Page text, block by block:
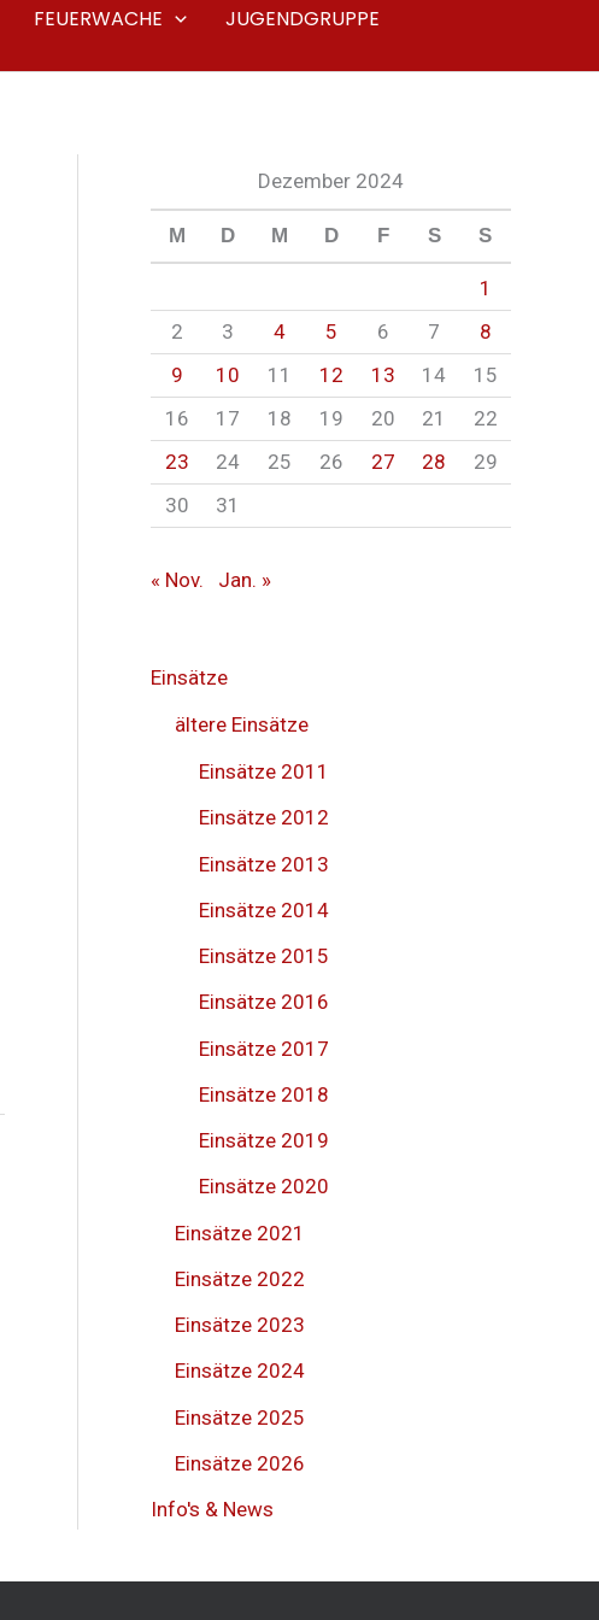
FEUERWACHE
JUGENDGRUPPE
Dezember 2024
M D M D F S S
1
2
3 4 5 6 7
8
9
10 11 12 13 14
15
16
17 18 19 20 21
22
23
24 25 26 27 28
29
30
31
« Nov. Jan. »
Einsätze
ältere Einsätze
Einsätze 2011
Einsätze 2012
Einsätze 2013
Einsätze 2014
Einsätze 2015
Einsätze 2016
Einsätze 2017
Einsätze 2018
Einsätze 2019
Einsätze 2020
Einsätze 2021
Einsätze 2022
Einsätze 2023
Einsätze 2024
Einsätze 2025
Einsätze 2026
Info's & News